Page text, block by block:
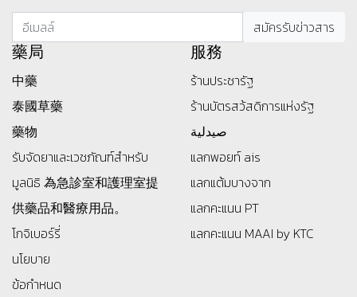
藥局
中藥
泰國草藥
藥物
รับจัดยาและเวชภัณฑ์สำหรับ
มูลนิธิ 為急診室和護理室提
供藥品和醫療用品。
โกจิเบอร์รี่
นโยบาย
ข้อกำหนด
服務
ร้านประชารัฐ
ร้านบัตรสว้สดิการแห่งรัฐ
صيدلية
แลกพอยท์ ais
แลกแต้มบางจาก
แลกคะแนน PT
แลกคะแนน MAAI by KTC